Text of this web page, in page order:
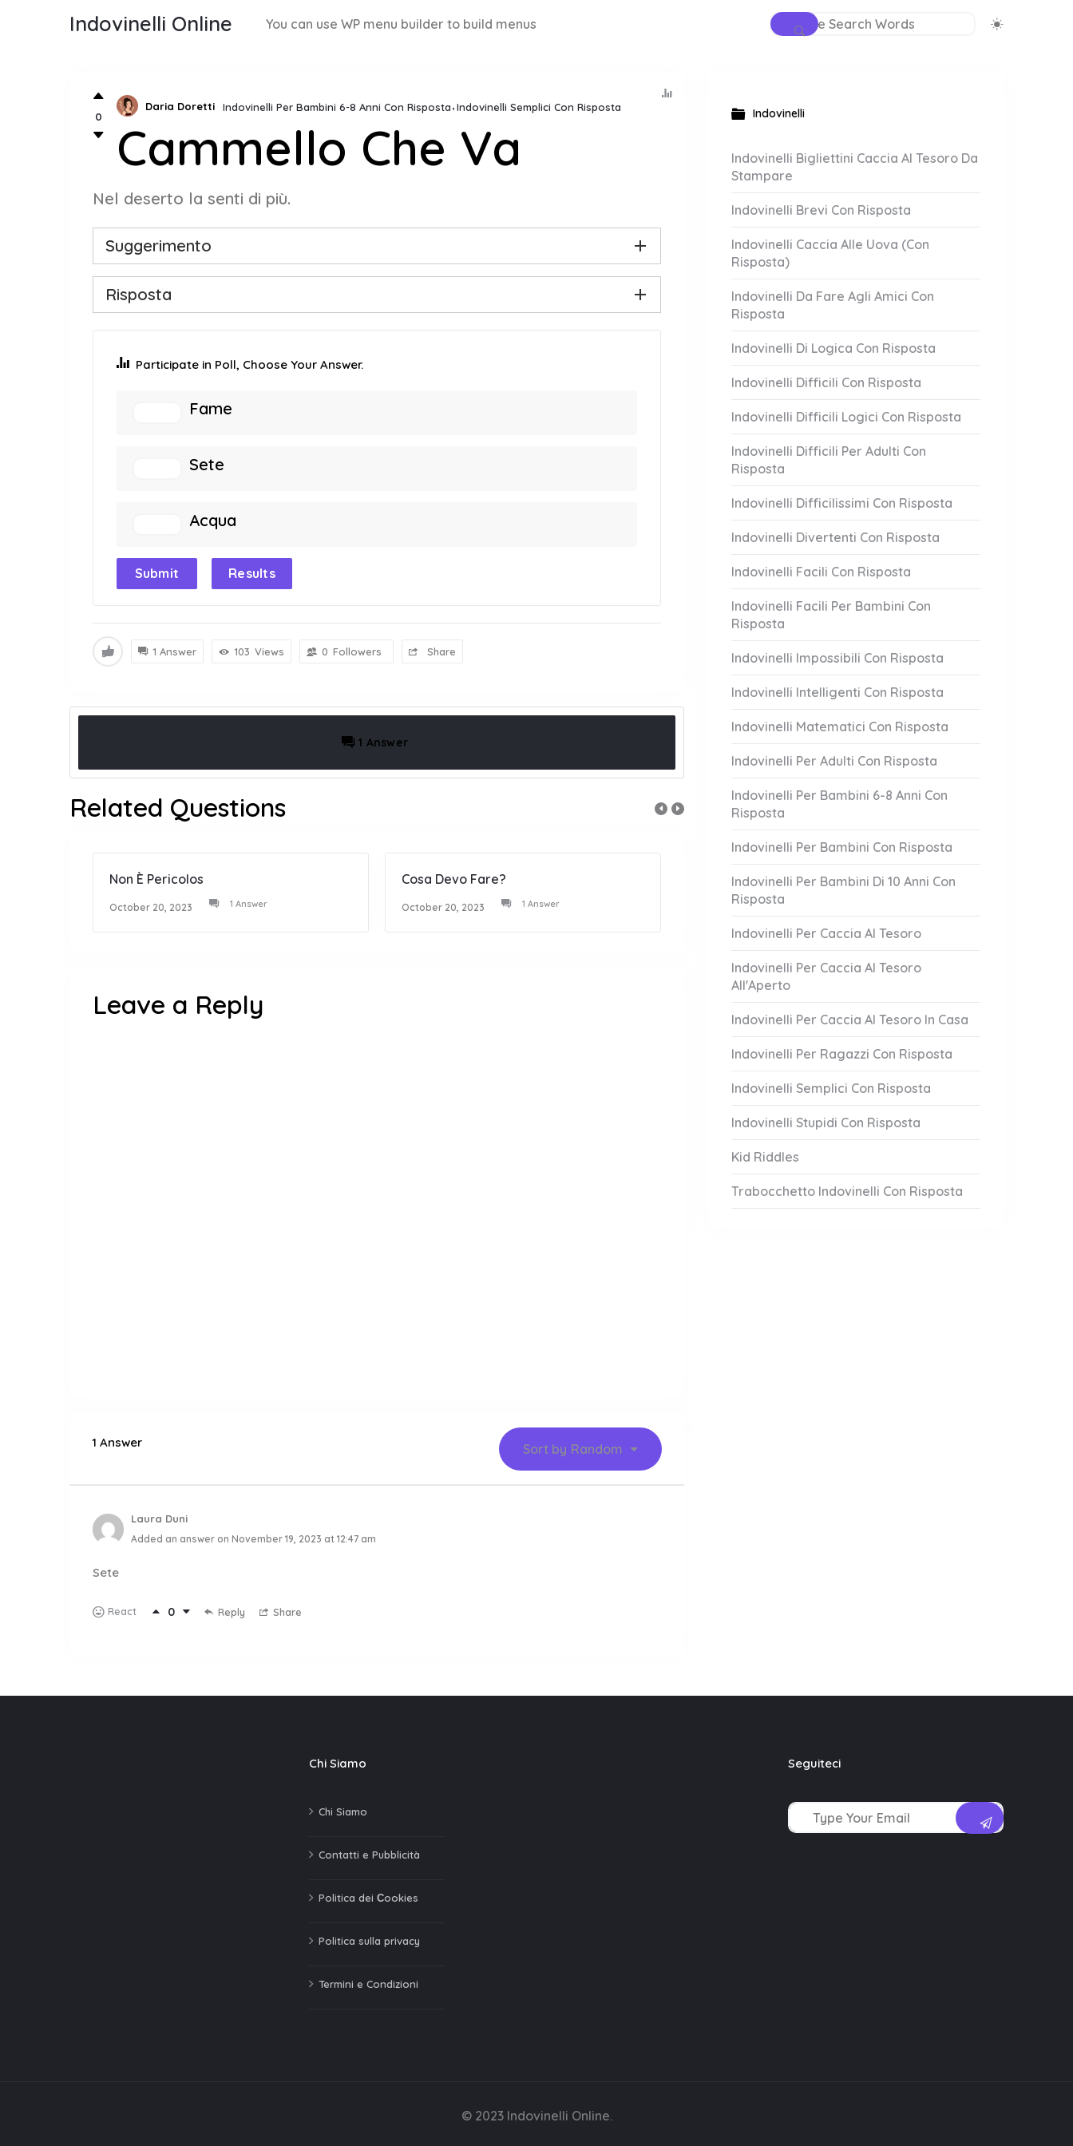
Indovinelli Online You can use WP menu builder to build menus
0
Daria Doretti Indovinelli Per Bambini 6-8 Anni Con Risposta Indovinelli Semplici Con Risposta
Cammello Che Va
Nel deserto la senti di più.
Suggerimento
Risposta
Participate in Poll, Choose Your Answer.
Fame
Sete
Acqua
Submit Results
1 Answer 103 Views 0 Followers Share
1 Answer
Related Questions
Non È Pericolos
October 20, 2023 1 Answer
Cosa Devo Fare?
October 20, 2023 1 Answer
Non Lascia Mai
October 20, 2023
Leave a Reply
1 Answer Sort by Random
Laura Duni
Added an answer on November 19, 2023 at 12:47 am
Sete
React 0 Reply Share
Indovinelli
Indovinelli Bigliettini Caccia Al Tesoro Da
Stampare
Indovinelli Brevi Con Risposta
Indovinelli Caccia Alle Uova (Con
Risposta)
Indovinelli Da Fare Agli Amici Con
Risposta
Indovinelli Di Logica Con Risposta
Indovinelli Difficili Con Risposta
Indovinelli Difficili Logici Con Risposta
Indovinelli Difficili Per Adulti Con
Risposta
Indovinelli Difficilissimi Con Risposta
Indovinelli Divertenti Con Risposta
Indovinelli Facili Con Risposta
Indovinelli Facili Per Bambini Con
Risposta
Indovinelli Impossibili Con Risposta
Indovinelli Intelligenti Con Risposta
Indovinelli Matematici Con Risposta
Indovinelli Per Adulti Con Risposta
Indovinelli Per Bambini 6-8 Anni Con
Risposta
Indovinelli Per Bambini Con Risposta
Indovinelli Per Bambini Di 10 Anni Con
Risposta
Indovinelli Per Caccia Al Tesoro
Indovinelli Per Caccia Al Tesoro
All'Aperto
Indovinelli Per Caccia Al Tesoro In Casa
Indovinelli Per Ragazzi Con Risposta
Indovinelli Semplici Con Risposta
Indovinelli Stupidi Con Risposta
Kid Riddles
Trabocchetto Indovinelli Con Risposta
Chi Siamo
Chi Siamo
Contatti e Pubblicità
Politica dei Сookies
Politica sulla privacy
Termini e Condizioni
Seguiteci
© 2023 Indovinelli Online.